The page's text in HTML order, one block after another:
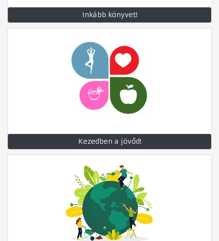
Inkább könyvet!
Kezedben a jövőd!